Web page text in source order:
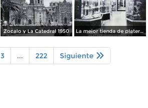
Zocalo y La Catedral 1950 La mejor tienda de plateria.
3 ... 222 Siguiente